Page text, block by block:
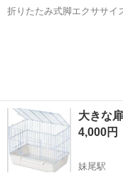
折りたたみ式脚エクササイ
大きな
4,000円
妹尾駅